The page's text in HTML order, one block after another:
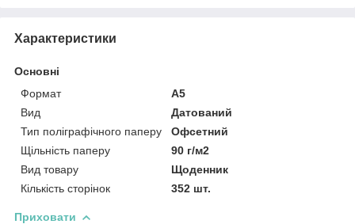
Характеристики
Основні
Формат
A5
Вид
Датований
Тип поліграфічного паперу
Офсетний
Щільність паперу
90 г/м2
Вид товару
Щоденник
Кількість сторінок
352 шт.
Приховати